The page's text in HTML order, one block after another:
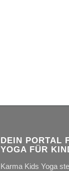
DEIN PORTAL
YOGA FÜR
Karma Kids Yoga